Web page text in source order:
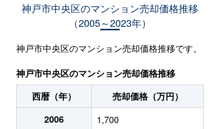
1,800万円 春日野道(阪神)
吾妻通
1,800万円 春日野道(阪神)
吾妻通
2,400万円 春日野道(阪神)
吾妻通
1,700万円 春日野道(阪神)
吾妻通
3,600万円
神戸市中央区のマンション売却価格推移
（2005～2023年）
神戸市中央区のマンション売却価格推移です。
神戸市中央区のマンション売却価格推移
西暦（年）
売却価格（万円）
2006
1,700